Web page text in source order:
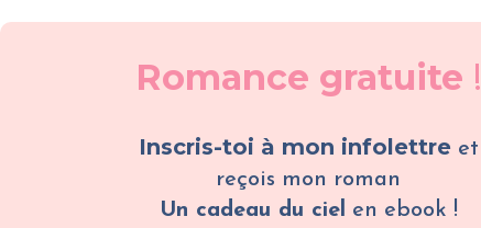
Romance gratuite !
Inscris-toi à mon infolettreet
reçois mon roman
Un cadeau du ciel en ebook !